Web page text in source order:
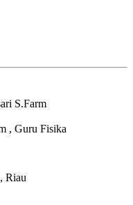
S.Farm
, Guru Fisika
Riau